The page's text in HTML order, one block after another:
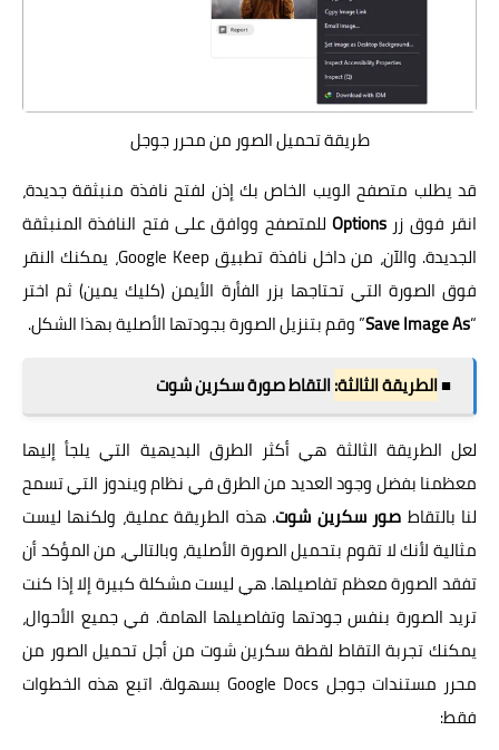
طريقة تحميل الصور من محرر جوجل
قد يطلب متصفح الويب الخاص بك إذن لفتح نافذة منبثقة جديدة،
انقر فوق زر Options للمتصفح ووافق على فتح النافذة المنبثقة
الجديدة. والآن، من داخل نافذة تطبيق Google Keep، يمكنك النقر
فوق الصورة التي تحتاجها بزر الفأرة الأيمن (كليك يمين) ثم اختر
“
Save Image As” وقم بتنزيل الصورة بجودتها الأصلية بهذا الشكل.
■الطريقة الثالثة:التقاط صورة سكرين شوت
لعل الطريقة الثالثة هي أكثر الطرق البديهية التي يلجأ إليها
معظمنا بفضل وجود العديد من الطرق في نظام ويندوز التي تسمح
لنا بالتقاط صور سكرين شوت. هذه الطريقة عملية، ولكنها ليست
مثالية لأنك لا تقوم بتحميل الصورة الأصلية، وبالتالي، من المؤكد أن
تفقد الصورة معظم تفاصيلها. هي ليست مشكلة كبيرة إلا إذا كنت
تريد الصورة بنفس جودتها وتفاصيلها الهامة. في جميع الأحوال،
يمكنك تجربة التقاط لقطة سكرين شوت من أجل تحميل الصور من
محرر مستندات جوجل Google Docs بسهولة. اتبع هذه الخطوات
فقط: